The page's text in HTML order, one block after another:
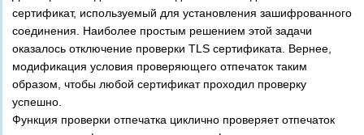
сертификат, используемый для установления зашифрованного
соединения. Наиболее простым решением этой задачи
оказалось отключение проверки TLS сертификата. Вернее,
модификация условия проверяющего отпечаток таким
образом, чтобы любой сертификат проходил проверку
успешно.
Функция проверки отпечатка циклично проверяет отпечаток